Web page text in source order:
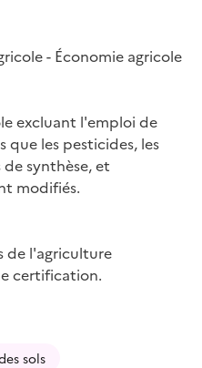
- Économie agricole
excluant l'emploi de
que les pesticides, les
synthèse, et
modifiés.
de l'agriculture
certification.
sols